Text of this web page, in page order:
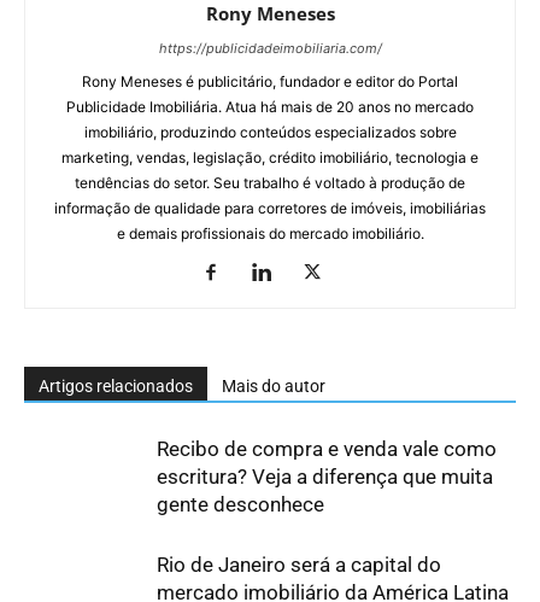
Rony Meneses
https://publicidadeimobiliaria.com/
Rony Meneses é publicitário, fundador e editor do Portal
Publicidade Imobiliária. Atua há mais de 20 anos no mercado
imobiliário, produzindo conteúdos especializados sobre
marketing, vendas, legislação, crédito imobiliário, tecnologia e
tendências do setor. Seu trabalho é voltado à produção de
informação de qualidade para corretores de imóveis, imobiliárias
e demais profissionais do mercado imobiliário.
Artigos relacionados Mais do autor
Recibo de compra e venda vale como
escritura? Veja a diferença que muita
gente desconhece
Rio de Janeiro será a capital do
mercado imobiliário da América Latina